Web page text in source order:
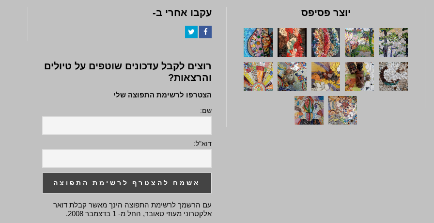
יוצר פסיפס עקבו אחרי ב-
רוצים לקבל עדכונים שוטפים על טיולים
והרצאות?
הצטרפו לרשימת התפוצה שלי
שם:
דוא"ל:
עם הרשמך לרשימת התפוצה הינך מאשר קבלת דואר
אלקטרוני מעוזי טאובר, החל מ- 1 בדצמבר 2008.